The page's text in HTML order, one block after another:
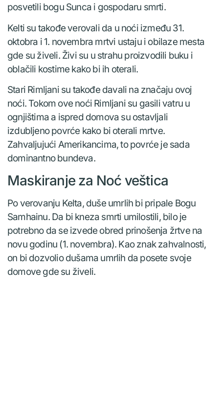
posvetili bogu Sunca i gospodaru smrti.
Kelti su takođe verovali da u noći između 31.
oktobra i 1. novembra mrtvi ustaju i obilaze mesta
gde su živeli. Živi su u strahu proizvodili buku i
oblačili kostime kako bi ih oterali.
Stari Rimljani su takođe davali na značaju ovoj
noći. Tokom ove noći Rimljani su gasili vatru u
ognjištima a ispred domova su ostavljali
izdubljeno povrće kako bi oterali mrtve.
Zahvaljujući Amerikancima, to povrće je sada
dominantno bundeva.
Maskiranje za Noć veštica
Po verovanju Kelta, duše umrlih bi pripale Bogu
Samhainu. Da bi kneza smrti umilostili, bilo je
potrebno da se izvede obred prinošenja žrtve na
novu godinu (1. novembra). Kao znak zahvalnosti,
on bi dozvolio dušama umrlih da posete svoje
domove gde su živeli.